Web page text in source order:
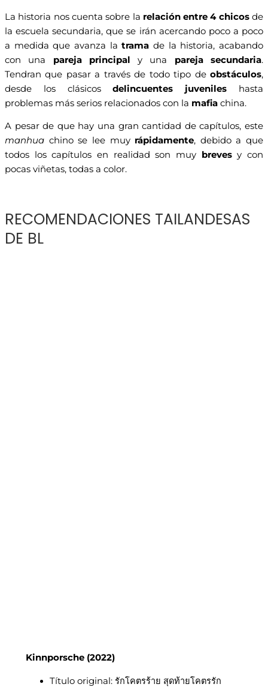
La historia nos cuenta sobre la relación entre 4 chicosde
la escuela secundaria, que se irán acercando poco a poco
a medida que avanza latramade la historia, acabando
con una pareja principal y una pareja secundaria.
Tendran que pasar a través de todo tipo de obstáculos,
desde los clásicosdelincuentes juveniles hasta
problemas más serios relacionados con la mafia china.
A pesar de que hay una gran cantidad de capítulos, este
manhua chino se lee muy rápidamente, debido a que
todos los capítulos en realidad son muy
brevesy con
pocas viñetas, todas a color.
RECOMENDACIONES TAILANDESAS
DE BL
Kinnporsche (2022)
Título original: รักโคตรร้าย สุดท้ายโคตรรัก